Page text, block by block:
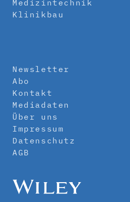
Medizintechnik
Klinikbau
Newsletter
Abo
Kontakt
Mediadaten
Über uns
Impressum
Datenschutz
AGB